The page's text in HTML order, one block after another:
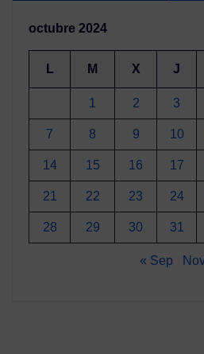
octubre 2024
L M X J
1 2 3
7 8 9 10
14 15 16 17
21 22 23 24
28 29 30 31
« Sep